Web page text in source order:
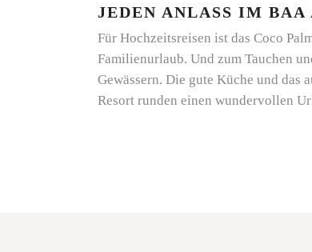
JEDEN ANLASS IM BAA
Für Hochzeitsreisen ist das Coco
Familienurlaub. Und zum Tauchen
Gewässern. Die gute Küche und das
Resort runden einen wundervollen